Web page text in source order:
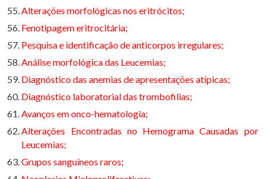
Alterações morfológicas nos eritrócitos;
Fenotipagem eritrocitária;
Pesquisa e identificação de anticorpos irregulares;
Análise morfológica das Leucemias;
Diagnóstico das anemias de apresentações atípicas;
Diagnóstico laboratorial das trombofilias;
Avanços em onco-hematologia;
Alterações Encontradas no Hemograma Causadas por
Leucemias;
Grupos sanguíneos raros;